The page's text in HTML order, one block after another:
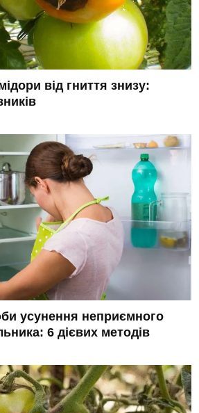
від гниття знизу:
усунення неприємного
6 дієвих методів